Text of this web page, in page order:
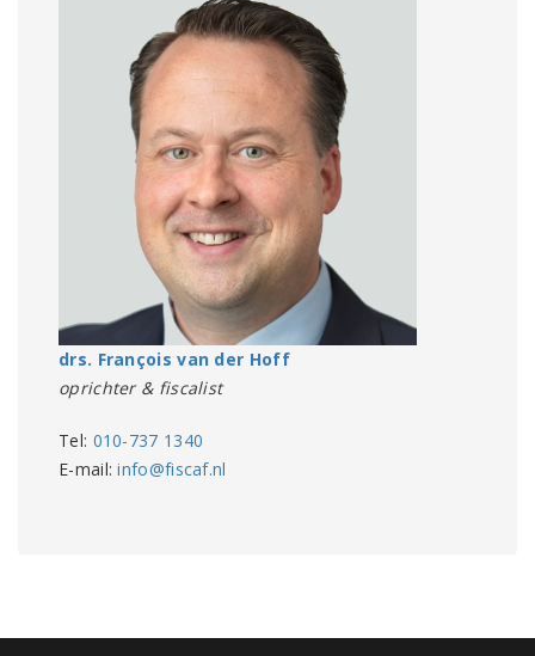
drs. François van der Hoff
oprichter & fiscalist
Tel: 010-737 1340
E-mail:info@fiscaf.nl